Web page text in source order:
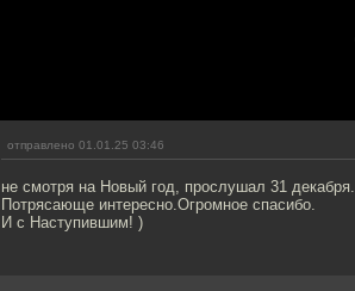
отправлено 01.01.25 03:46
не смотря на Новый год, прослушал 31 декабря.
Потрясающе интересно.Огромное спасибо.
И с Наступившим! )